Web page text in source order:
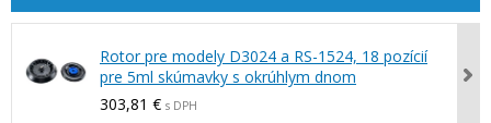
Rotor pre modely D3024 a RS-1524, 18 pozícií
pre 5ml skúmavky s okrúhlym dnom
303,81 € s DPH